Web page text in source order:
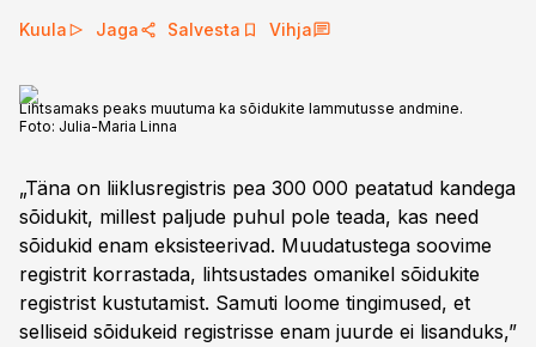
Kuula Jaga Salvesta Vihja
Lihtsamaks peaks muutuma ka sõidukite lammutusse andmine.
Foto: Julia-Maria Linna
„Täna on liiklusregistris pea 300 000 peatatud kandega
sõidukit, millest paljude puhul pole teada, kas need
sõidukid enam eksisteerivad. Muudatustega soovime
registrit korrastada, lihtsustades omanikel sõidukite
registrist kustutamist. Samuti loome tingimused, et
selliseid sõidukeid registrisse enam juurde ei lisanduks,”